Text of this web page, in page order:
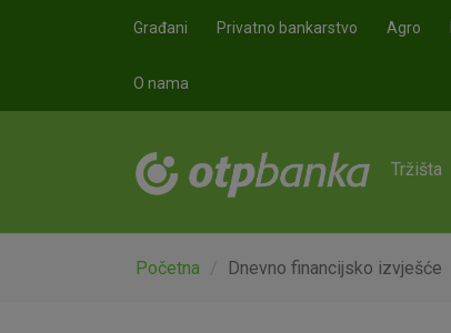
Građani Privatno bankarstvo Agro
O nama
Tržišta
Početna Dnevno financijsko izvješće